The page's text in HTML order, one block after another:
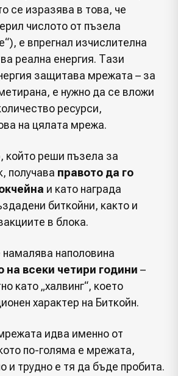
се изразява в това, че
числото от пъзела
е впрегнал изчислителна
реална енергия. Тази
защитава мрежата – за
е нужно да се вложи
ресурси,
на цялата мрежа.
който реши пъзела за
получава правото да го
и като награда
биткойни, както и
в блока.
наполовина
на всеки четири години –
като „халвинг“, което
характер на Биткойн.
идва именно от
по-голяма е мрежата,
и трудно е тя да бъде пробита.